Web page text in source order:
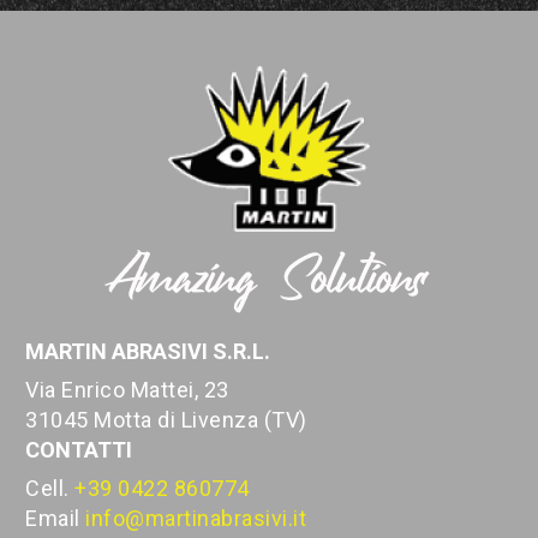
MARTIN ABRASIVI S.R.L.
Via Enrico Mattei, 23
31045 Motta di Livenza (TV)
CONTATTI
Cell.+39 0422 860774
Email info@martinabrasivi.it